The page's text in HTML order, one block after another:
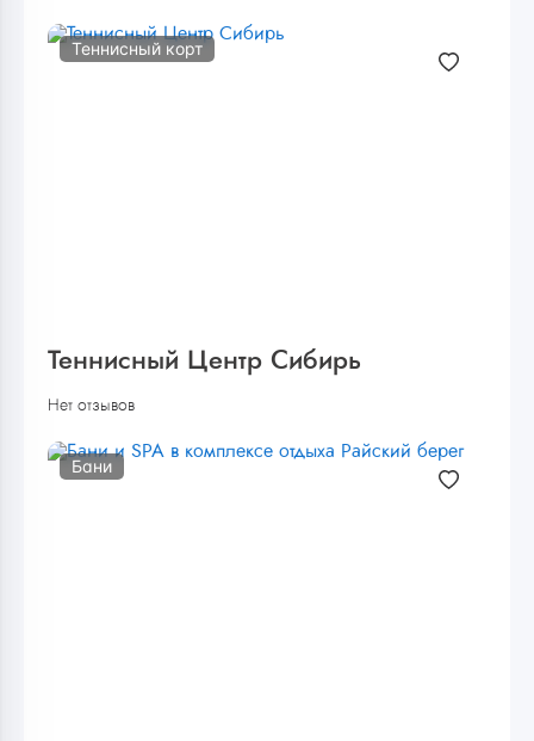
Теннисный корт
Теннисный Центр Сибирь
Нет отзывов
Бани